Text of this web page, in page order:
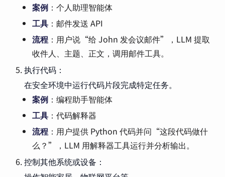
案例 ：个人助理智能体
工具 ：邮件发送 API
流程 ：用户说“给 John 发会议邮件”，LLM 提取
收件人、主题、正文，调用邮件工具。
执行代码：
在安全环境中运行代码片段完成特定任务。
案例 ：编程助手智能体
工具 ：代码解释器
流程 ：用户提供 Python 代码并问“这段代码做什
么？”，LLM 用解释器工具运行并分析输出。
控制其他系统或设备：